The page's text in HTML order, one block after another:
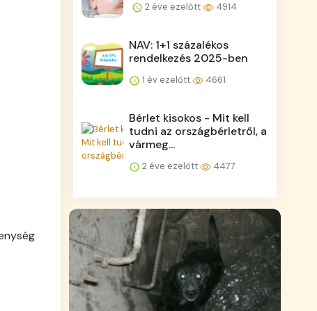
2 éve ezelőtt 4914
NAV: 1+1 százalékos
rendelkezés 2025-ben
1 év ezelőtt 4661
Bérlet kisokos - Mit kell
tudni az országbérletről, a
vármeg...
2 éve ezelőtt 4477